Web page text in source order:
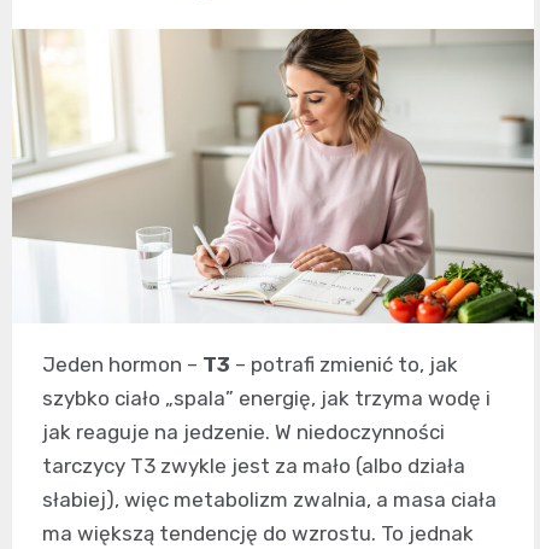
Jeden hormon – T3 – potrafi zmienić to, jak
szybko ciało „spala” energię, jak trzyma wodę i
jak reaguje na jedzenie. W niedoczynności
tarczycy T3 zwykle jest za mało (albo działa
słabiej), więc metabolizm zwalnia, a masa ciała
ma większą tendencję do wzrostu. To jednak